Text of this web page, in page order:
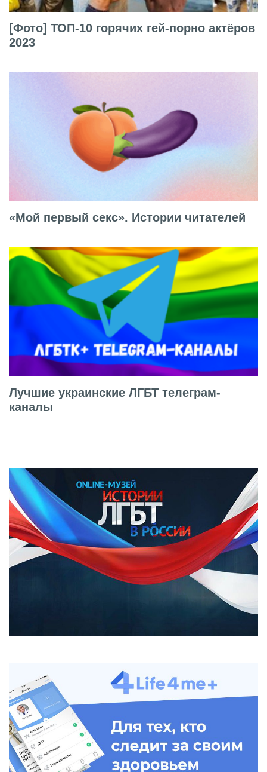
[Фото] ТОП-10 горячих гей-порно актёров
2023
«Мой первый секс». Истории читателей
Лучшие украинские ЛГБТ телеграм-
каналы